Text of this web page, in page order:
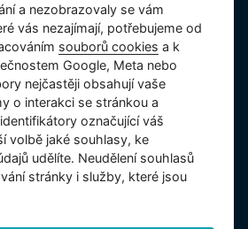
republika
u Městského soudu v Praze,
26150808, DIČ CZ26150808.
a nezobrazovaly se vám
vás nezajímají, potřebujeme od
souborů cookies a k
Google, Meta nebo
nejčastěji obsahují vaše
o interakci se stránkou a
označující váš
volbě jaké souhlasy, ke
udělíte. Neudělení souhlasů
stránky i služby, které jsou